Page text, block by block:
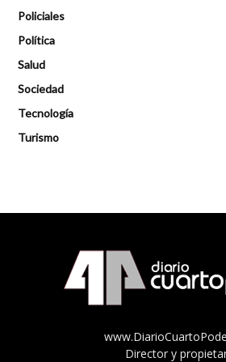
Policiales
Política
Salud
Sociedad
Tecnología
Turismo
Director y